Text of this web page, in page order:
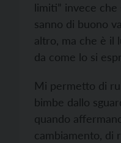
limiti” invece
sanno di buono
altro, ma che è il
da come lo si
Mi permetto di
bimbe dallo
quando
cambiamento, di